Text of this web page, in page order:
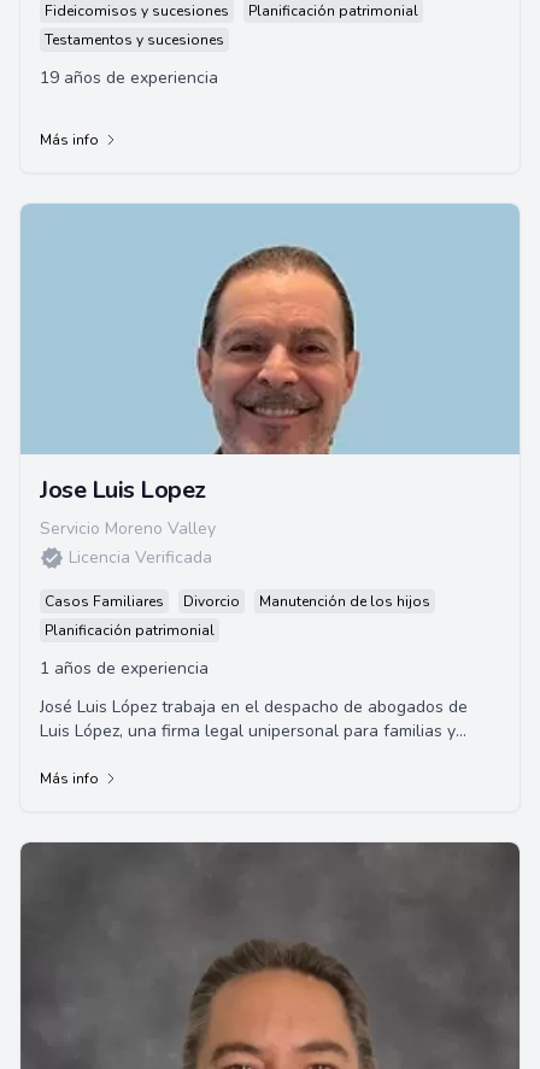
Fideicomisos y sucesiones
Planificación patrimonial
Testamentos y sucesiones
19 años de experiencia
Más info
Jose Luis Lopez
Servicio Moreno Valley
Licencia Verificada
Casos Familiares Divorcio
Manutención de los hijos
Planificación patrimonial
1 años de experiencia
José Luis López trabaja en el despacho de abogados de
Luis López, una firma legal unipersonal para familias y
Más info